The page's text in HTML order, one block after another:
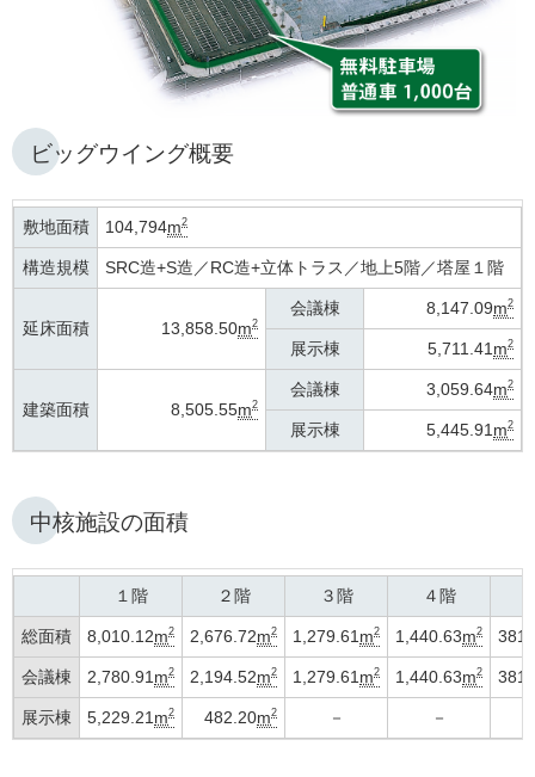
ビッグウイング概要
敷地面積 104,794m2
構造規模 SRC造+S造／RC造+立体トラス／地上5階／塔屋１階
延床面積 13,858.50m2
会議棟 8,147.09m2
展示棟 5,711.41m2
建築面積 8,505.55m2
会議棟 3,059.64m2
展示棟 5,445.91m2
中核施設の面積
１階 ２階 ３階 ４階
総面積 8,010.12m2 2,676.72m2 1,279.61m2 1,440.63m2
会議棟 2,780.91m2 2,194.52m2 1,279.61m2 1,440.63m2
展示棟 5,229.21m2 482.20m2 － －